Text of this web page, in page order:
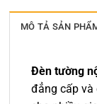
MÔ TẢ SẢN
Đèn tường
đẳng cấp và